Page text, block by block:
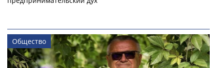
Общество